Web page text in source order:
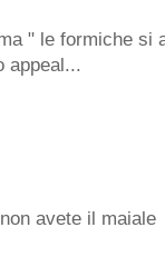
" le formiche si
appeal...
avete il